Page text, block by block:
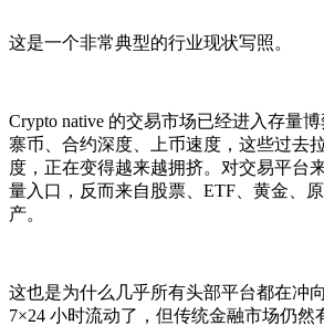
这是一个非常典型的行业现状写照。
Crypto native 的交易市场已经进入存量
寨币、合约深度、上币速度，这些过去
度，正在变得越来越拥挤。对交易平台
量入口，反而来自股票、ETF、黄金、
产。
这也是为什么几乎所有头部平台都在冲
7×24 小时流动了，但传统金融市场仍然